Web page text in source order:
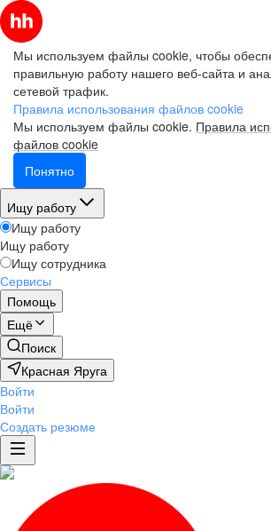
Мы используем файлы cookie, чтобы
правильную работу нашего веб-сайта и
сетевой трафик.
Правила использования файлов cookie
Мы используем файлы cookie. Правила
файлов cookie
Понятно
Ищу работу
Ищу работу
Ищу работу
Ищу сотрудника
Сервисы
Помощь
Ещё
Поиск
Красная Яруга
Войти
Войти
Создать резюме